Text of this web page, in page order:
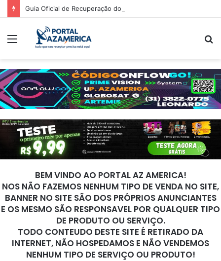
Guia Oficial de Recuperação do LED Vermelho
BEM VINDO AO PORTAL AZ AMERICA!
NOS NÃO FAZEMOS NENHUM TIPO DE VENDA NO SITE,
BANNER NO SITE SÃO DOS PRÓPRIOS ANUNCIANTES
E OS MESMO SÃO RESPONSAVEL POR QUALQUER TIPO
DE PRODUTO OU SERVIÇO.
TODO CONTEUDO DESTE SITE É RETIRADO DA
INTERNET, NÃO HOSPEDAMOS E NÃO VENDEMOS
NENHUM TIPO DE SERVIÇO OU PRODUTO!